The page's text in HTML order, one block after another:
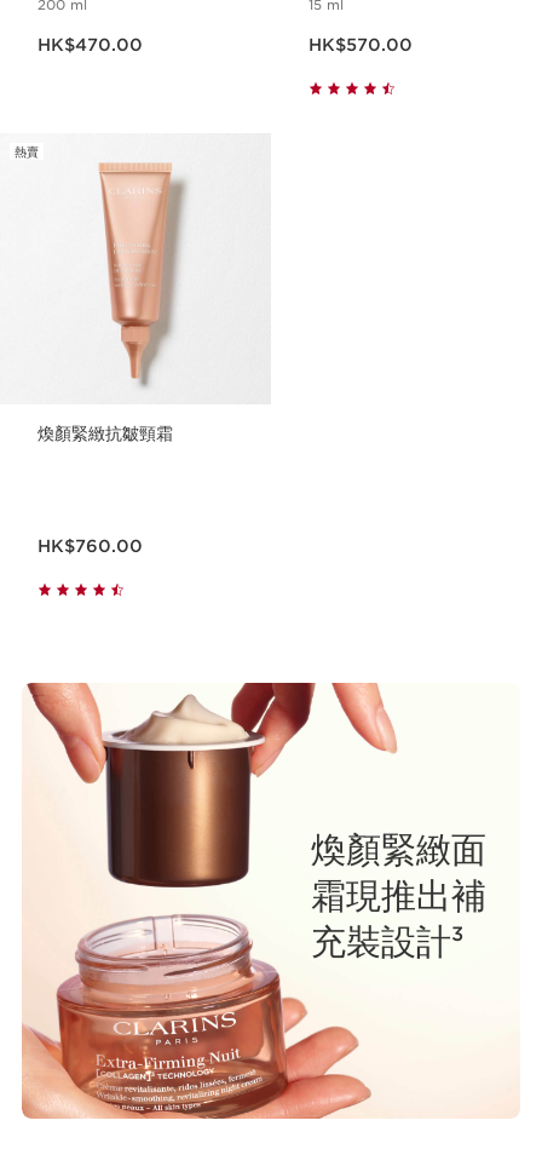
200 ml
HK$470.00
15 ml
HK$570.00
熱賣
煥顏緊緻抗皺頸霜
HK$760.00
煥顏緊緻面
霜現推出補
充裝設計3